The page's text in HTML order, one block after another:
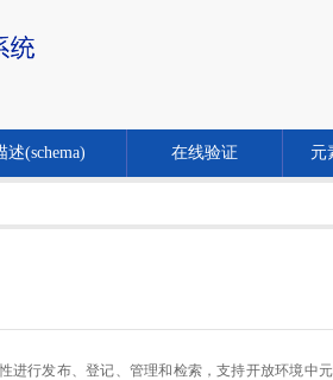
述(schema) 在线验证 元
进行发布、登记、管理和检索，支持开放环境